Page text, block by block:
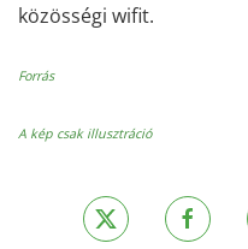
közösségi wifit.
Forrás
A kép csak illusztráció